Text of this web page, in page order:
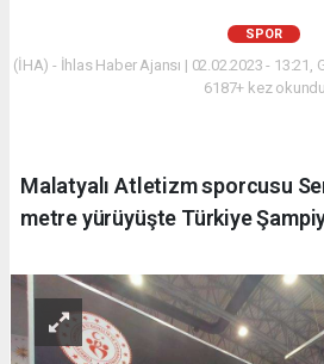
SPOR
(İHA) - İhlas Haber Ajansı | 02.02.2023 - 13:21,
6187+ kez
Malatyalı Atletizm sporcusu
metre yürüyüşte Türkiye